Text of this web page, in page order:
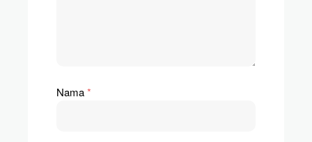
Nama*